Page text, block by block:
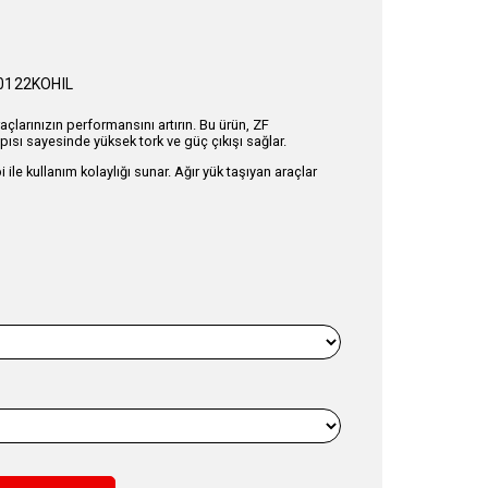
performansını artırın. Bu ürün, ZF
sayesinde yüksek tork ve güç çıkışı sağlar.
kullanım kolaylığı sunar. Ağır yük taşıyan araçlar